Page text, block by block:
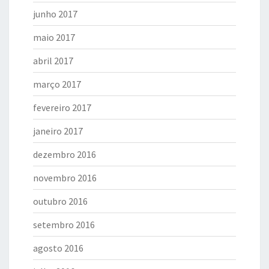
junho 2017
maio 2017
abril 2017
março 2017
fevereiro 2017
janeiro 2017
dezembro 2016
novembro 2016
outubro 2016
setembro 2016
agosto 2016